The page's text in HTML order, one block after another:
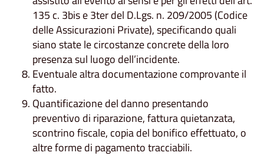
135 c. 3bis e 3ter del D.Lgs. n. 209/2005 (Codice
delle Assicurazioni Private), specificando quali
siano state le circostanze concrete della loro
presenza sul luogo dell’incidente.
Eventuale altra documentazione comprovante il
fatto.
Quantificazione del danno presentando
preventivo di riparazione, fattura quietanzata,
scontrino fiscale, copia del bonifico effettuato, o
altre forme di pagamento tracciabili.